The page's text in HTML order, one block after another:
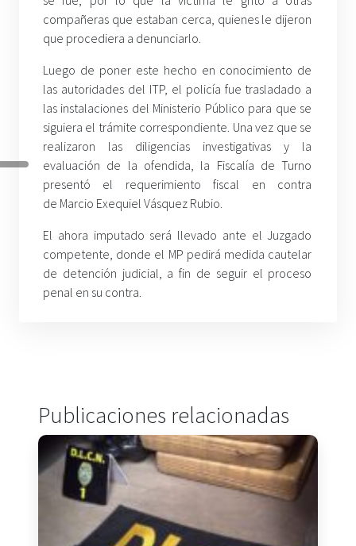
compañeras que estaban cerca, quienes le dijeron
que procediera a denunciarlo.
Luego de poner este hecho en conocimiento de
las autoridades del ITP, el policía fue trasladado a
las instalaciones del Ministerio Público para que se
siguiera el trámite correspondiente. Una vez que se
realizaron las diligencias investigativas y la
evaluación de la ofendida, la Fiscalía de Turno
presentó el requerimiento fiscal en contra
de Marcio Exequiel Vásquez Rubio.
El ahora imputado será llevado ante el Juzgado
competente, donde el MP pedirá medida cautelar
de detención judicial, a fin de seguir el proceso
penal en su contra.
Publicaciones relacionadas